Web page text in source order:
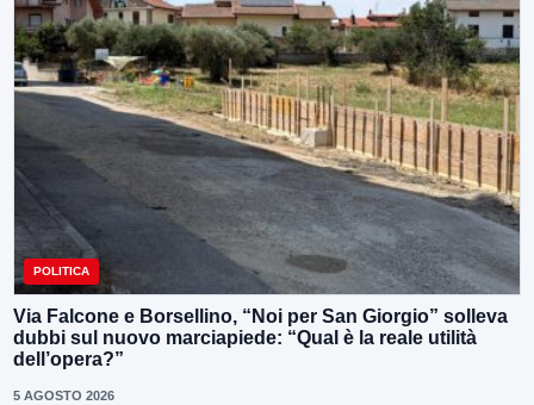
POLITICA
Via Falcone e Borsellino, “Noi per San Giorgio” solleva
dubbi sul nuovo marciapiede: “Qual è la reale utilità
dell’opera?”
5 AGOSTO 2026